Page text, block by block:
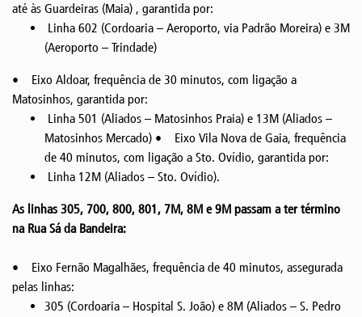
até às Guardeiras (Maia) , garantida por:
Linha 602 (Cordoaria – Aeroporto, via Padrão Moreira) e 3M
(Aeroporto – Trindade)
• Eixo Aldoar, frequência de 30 minutos, com ligação a
Matosinhos, garantida por:
Linha 501 (Aliados – Matosinhos Praia) e 13M (Aliados –
Matosinhos Mercado) • Eixo Vila Nova de Gaia, frequência
de 40 minutos, com ligação a Sto. Ovídio, garantida por:
Linha 12M (Aliados – Sto. Ovídio).
As linhas 305, 700, 800, 801, 7M, 8M e 9M passam a ter término
na Rua Sá da Bandeira:
• Eixo Fernão Magalhães, frequência de 40 minutos, assegurada
pelas linhas:
305 (Cordoaria – Hospital S. João) e 8M (Aliados – S. Pedro